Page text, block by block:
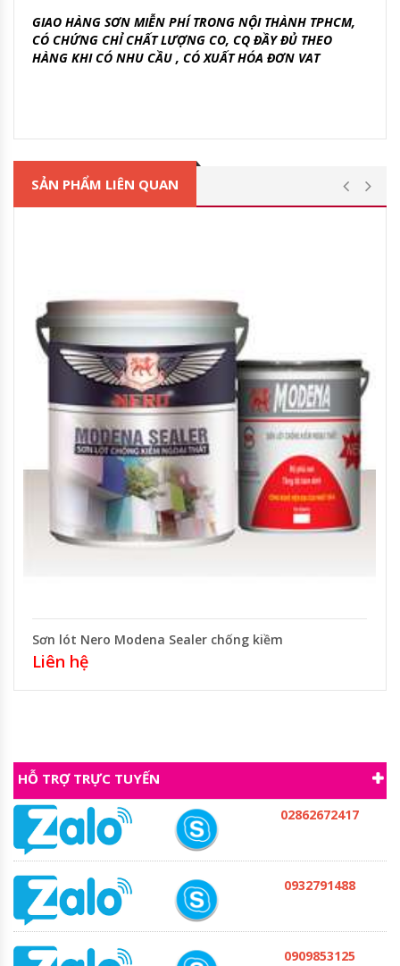
GIAO HÀNG SƠN MIỄN PHÍ TRONG NỘI THÀNH TPHCM,
CÓ CHỨNG CHỈ CHẤT LƯỢNG CO, CQ ĐẦY ĐỦ THEO
HÀNG KHI CÓ NHU CẦU , CÓ XUẤT HÓA ĐƠN VAT
SẢN PHẨM LIÊN QUAN
Sơn lót Nero Modena Sealer chống kiềm
Liên hệ
HỖ TRỢ TRỰC TUYẾN
02862672417
0932791488
0909853125